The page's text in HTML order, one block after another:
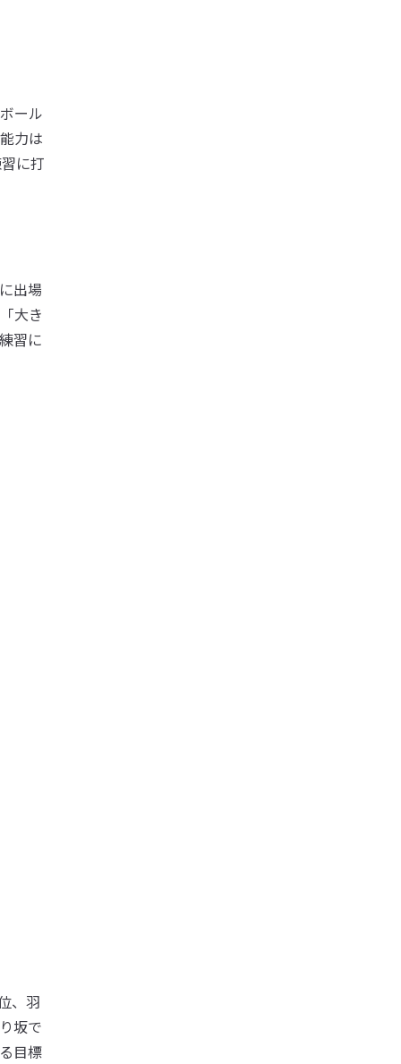
ール
力は
に打
出場
大き
習に
、羽
坂で
目標